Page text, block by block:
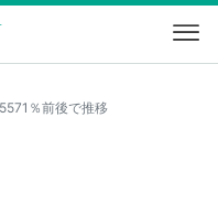
％前後で推移